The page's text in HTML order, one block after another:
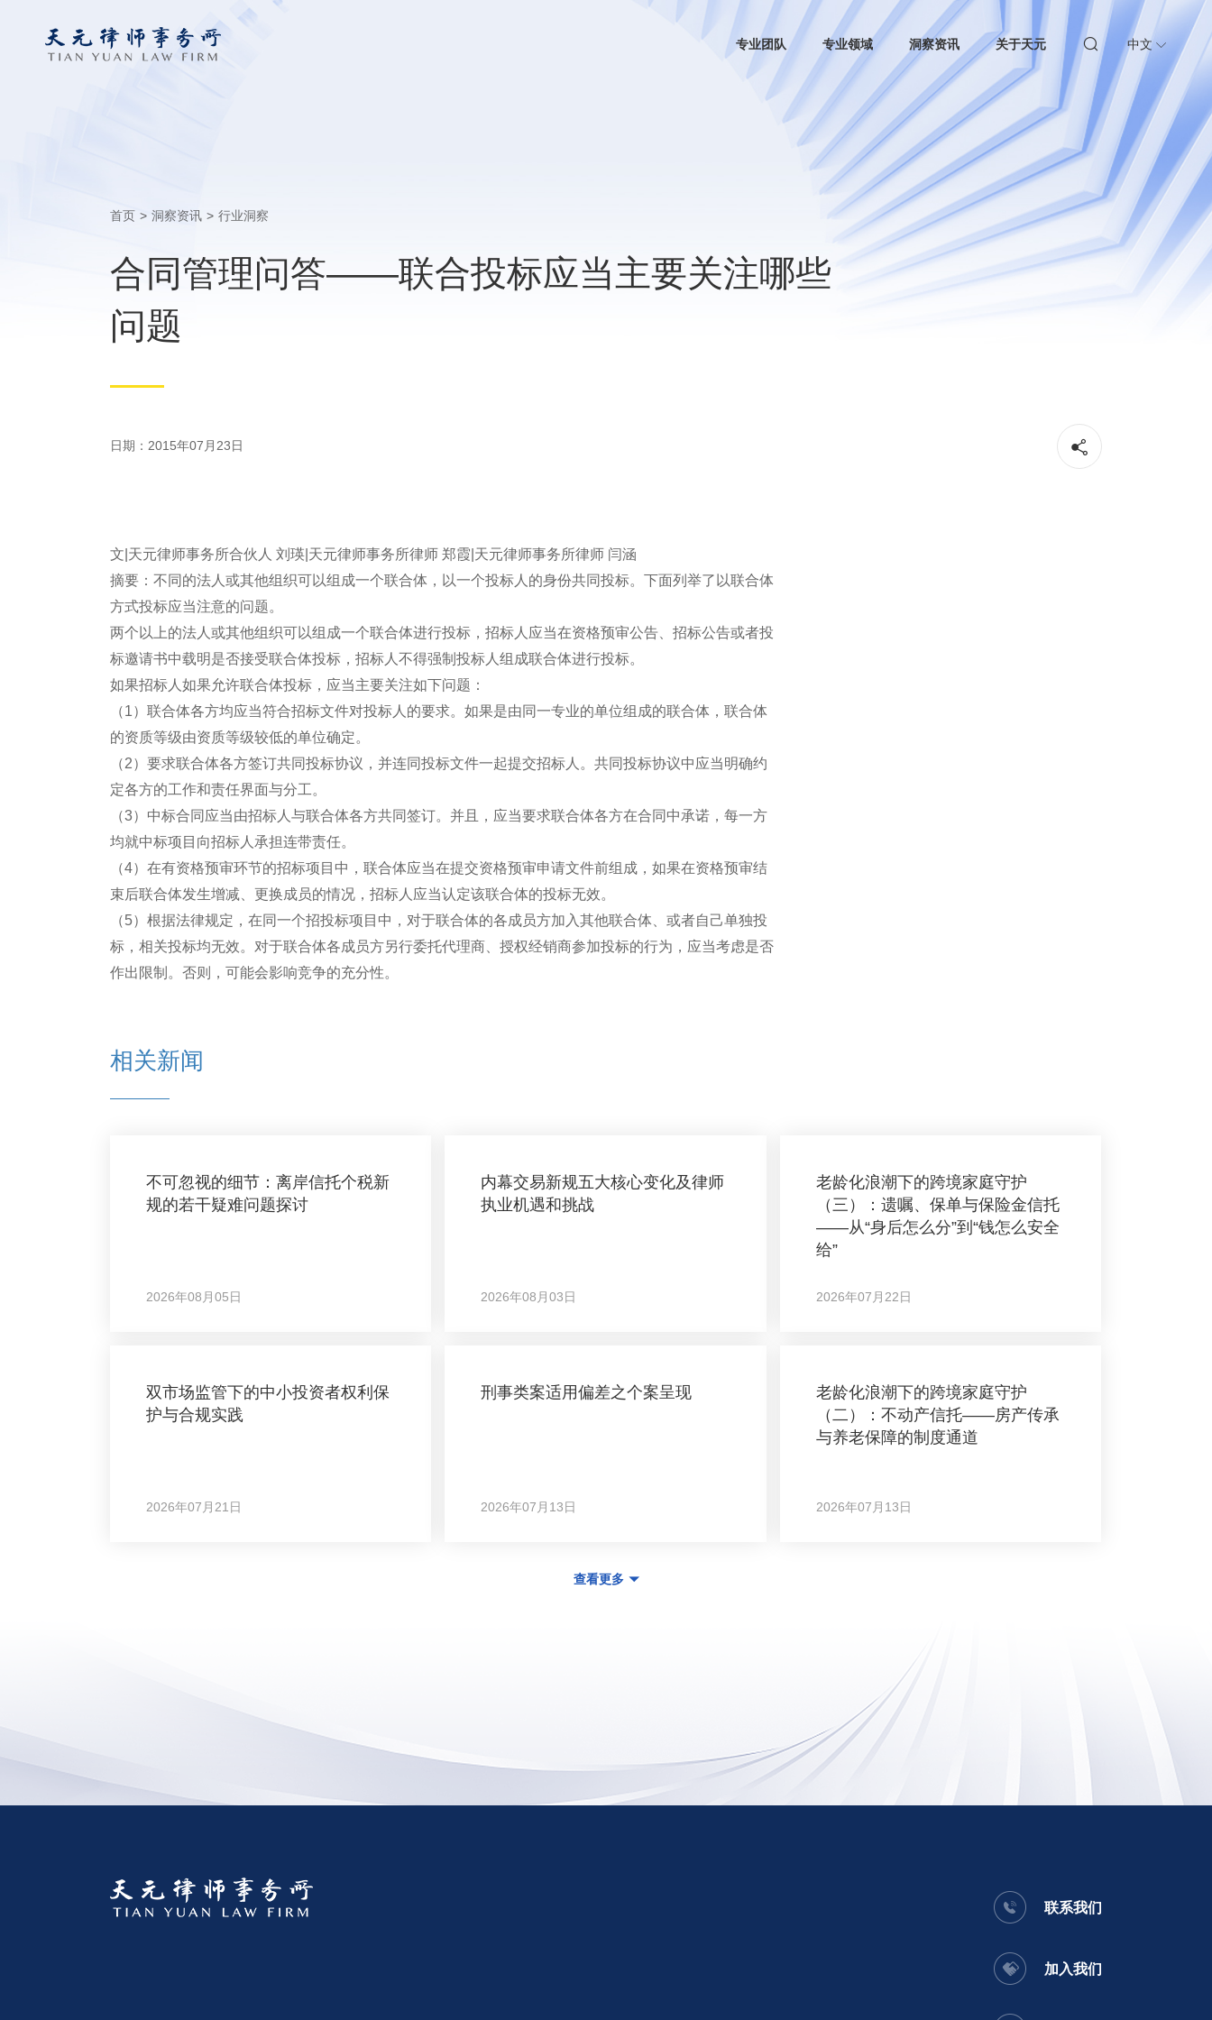
专业团队 专业领域 洞察资讯 关于天元 中文
首页 > 洞察资讯 > 行业洞察
合同管理问答——联合投标应当主要关注哪些
问题
日期：2015年07月23日
文|天元律师事务所合伙人 刘瑛|天元律师事务所律师 郑霞|天元律师事务所律师 闫涵
摘要：不同的法人或其他组织可以组成一个联合体，以一个投标人的身份共同投标。下面列举了以联合体
方式投标应当注意的问题。
两个以上的法人或其他组织可以组成一个联合体进行投标，招标人应当在资格预审公告、招标公告或者投
标邀请书中载明是否接受联合体投标，招标人不得强制投标人组成联合体进行投标。
如果招标人如果允许联合体投标，应当主要关注如下问题：
（1）联合体各方均应当符合招标文件对投标人的要求。如果是由同一专业的单位组成的联合体，联合体
的资质等级由资质等级较低的单位确定。
（2）要求联合体各方签订共同投标协议，并连同投标文件一起提交招标人。共同投标协议中应当明确约
定各方的工作和责任界面与分工。
（3）中标合同应当由招标人与联合体各方共同签订。并且，应当要求联合体各方在合同中承诺，每一方
均就中标项目向招标人承担连带责任。
（4）在有资格预审环节的招标项目中，联合体应当在提交资格预审申请文件前组成，如果在资格预审结
束后联合体发生增减、更换成员的情况，招标人应当认定该联合体的投标无效。
（5）根据法律规定，在同一个招投标项目中，对于联合体的各成员方加入其他联合体、或者自己单独投
标，相关投标均无效。对于联合体各成员方另行委托代理商、授权经销商参加投标的行为，应当考虑是否
作出限制。否则，可能会影响竞争的充分性。
相关新闻
不可忽视的细节：离岸信托个税新
规的若干疑难问题探讨
2026年08月05日
内幕交易新规五大核心变化及律师
执业机遇和挑战
2026年08月03日
老龄化浪潮下的跨境家庭守护
（三）：遗嘱、保单与保险金信托
——从“身后怎么分”到“钱怎么安全
给”
2026年07月22日
双市场监管下的中小投资者权利保
护与合规实践
2026年07月21日
刑事类案适用偏差之个案呈现
2026年07月13日
老龄化浪潮下的跨境家庭守护
（二）：不动产信托——房产传承
与养老保障的制度通道
2026年07月13日
查看更多
联系我们
加入我们